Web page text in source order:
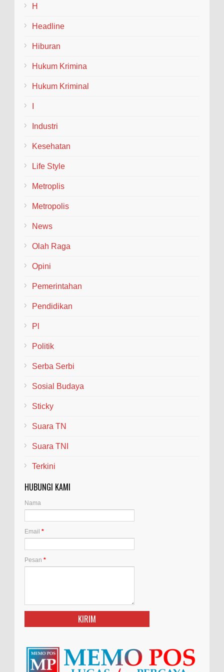
(Welcome and Farewell Parade) bagi pimpinan baru dan
lama...
H
Headline
Hiburan
Hukum Krimina
Hukum Kriminal
Industri
Kesehatan
Life Style
Metroplis
Metropolis
News
Olah Raga
Opini
Pemerintahan
Pendidikan
Pl
Politik
Serba Serbi
Sosial Budaya
Sticky
Suara TN
Suara TNI
Terkini
HUBUNGI KAMI
Nama
Email *
Pesan *